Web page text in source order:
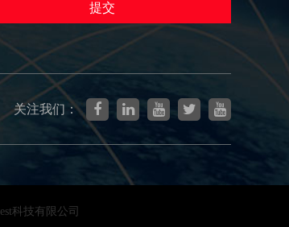
提交
关注我们：
科技有限公司